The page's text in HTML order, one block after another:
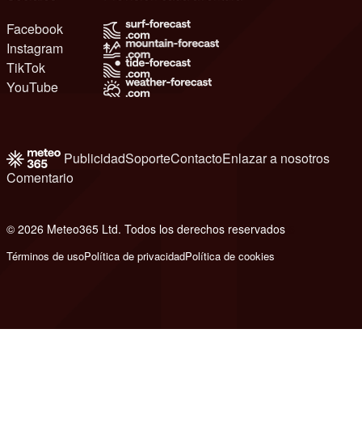
Facebook
Instagram
TikTok
YouTube
PublicidadSoporteContactoEnlazar a nosotros
Comentario
© 2026 Meteo365 Ltd. Todos los derechos reservados
Términos de usoPolítica de privacidadPolítica de cookies